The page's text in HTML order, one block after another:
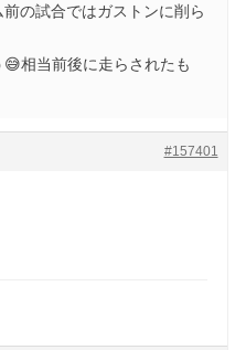
の試合ではガストンに削ら
相当前後に走らされたも
#157401